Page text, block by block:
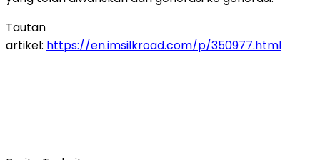
Tautan
artikel: https://en.imsilkroad.com/p/350977.html